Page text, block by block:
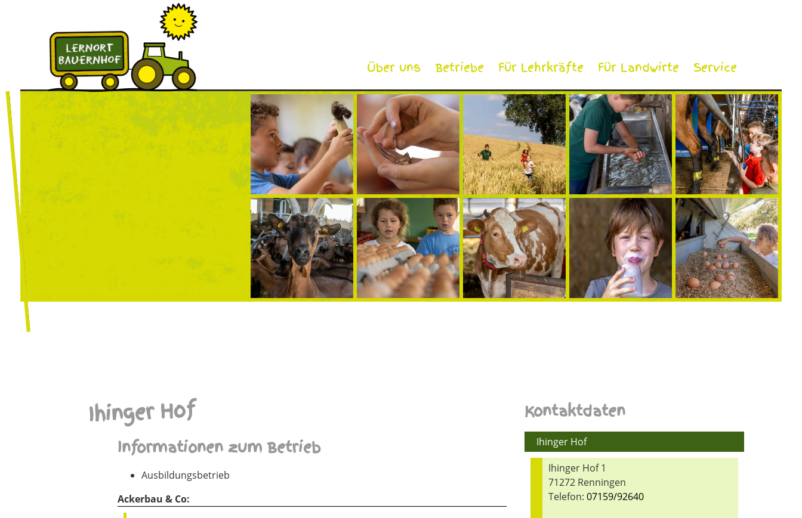
Über uns Betriebe Für Lehrkräfte Für Landwirte Service
Ihinger Hof
Informationen zum Betrieb
Ausbildungsbetrieb
Ackerbau & Co:
Kontaktdaten
Ihinger Hof
Ihinger Hof 1
71272 Renningen
Telefon:07159/92640